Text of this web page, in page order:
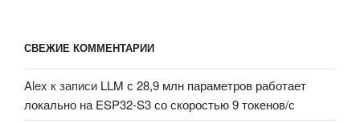
СВЕЖИЕ КОММЕНТАРИИ
Alex к записи LLM с 28,9 млн параметров работает
локально на ESP32-S3 со скоростью 9 токенов/с